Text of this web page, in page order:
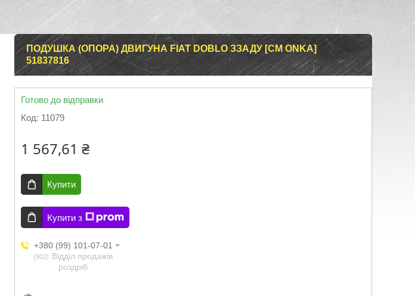
ПОДУШКА (ОПОРА) ДВИГУНА FIAT DOBLO ЗЗАДУ [СМ ONKA]
51837816
Готово до відправки
Код: 11079
1 567,61 ₴
Купити
Купити з
+380 (99) 101-07-01
902
Відділ продажів
роздріб